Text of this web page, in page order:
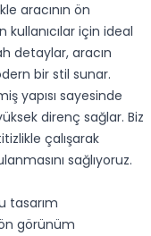
aracının ön
için ideal
detaylar, aracın
bir stil sunar.
yapısı sayesinde
direnç sağlar. Biz
çalışarak
sağlıyoruz.
tasarım
görünüm